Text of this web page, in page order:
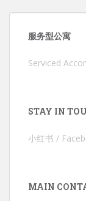
服务型公寓
Serviced
STAY IN
小红书 /
MAIN